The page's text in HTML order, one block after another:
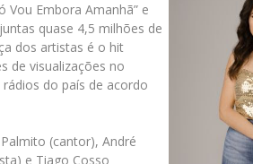
Vou Embora Amanhã” e
quase 4,5 milhões de
dos artistas é o hit
de visualizações no
do país de acordo
(cantor), André
e Tiago Cosso